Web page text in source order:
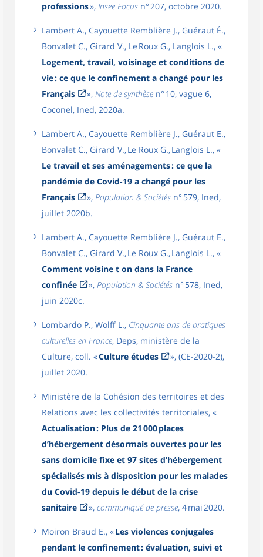
professions», Insee Focus n° 207, octobre 2020.
Lambert A., Cayouette Remblière J., Guéraut É.,
Bonvalet C., Girard V., Le Roux G., Langlois L., «
Logement, travail, voisinage et conditions de
vie : ce que le confinement a changé pour les
Français
», Note de synthèse n° 10, vague 6,
Coconel, Ined, 2020a.
Lambert A., Cayouette Remblière J., Guéraut E.,
Bonvalet C., Girard V., Le Roux G., Langlois L., «
Le travail et ses aménagements : ce que la
pandémie de Covid-19 a changé pour les
Français
», Population & Sociétés n° 579, Ined,
juillet 2020b.
Lambert A., Cayouette Remblière J., Guéraut E.,
Bonvalet C., Girard V., Le Roux G., Langlois L., «
Comment voisine t on dans la France
confinée
», Population & Sociétés n° 578, Ined,
juin 2020c.
Lombardo P., Wolff L., Cinquante ans de pratiques
culturelles en France, Deps, ministère de la
Culture, coll. «Culture études
», (CE-2020-2),
juillet 2020.
Ministère de la Cohésion des territoires et des
Relations avec les collectivités territoriales, «
Actualisation : Plus de 21 000 places
d’hébergement désormais ouvertes pour les
sans domicile fixe et 97 sites d’hébergement
spécialisés mis à disposition pour les malades
du Covid-19 depuis le début de la crise
sanitaire
», communiqué de presse, 4 mai 2020.
Moiron Braud E., «Les violences conjugales
pendant le confinement : évaluation, suivi et